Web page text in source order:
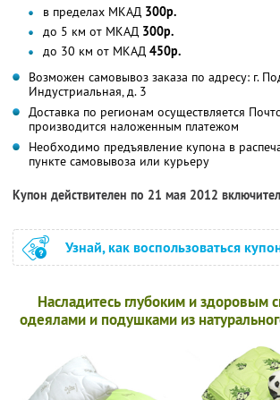
в пределах МКАД 300р.
до 5 км от МКАД 300р.
до 30 км от МКАД 450р.
Возможен самовывоз заказа по адресу: г.
Индустриальная, д. 3
Доставка по регионам осуществляется
производится наложенным платежом
Необходимо предъявление купона в
пункте самовывоза или курьеру
Купон действителен по 21 мая 2012
Узнай, как воспользоваться
Насладитесь глубоким и здоровым
одеялами и подушками из